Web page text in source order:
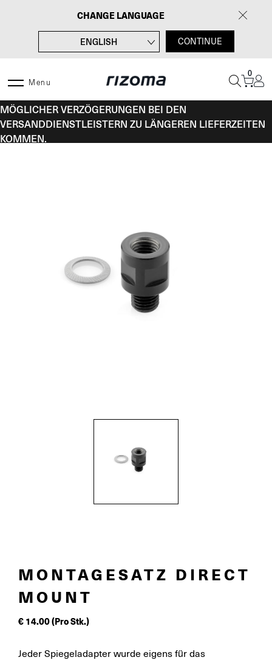
CHANGE LANGUAGE
ENGLISH
ITALIANO
ESPAÑOL
CONTINUE
Menu
0
MÖGLICHER VERZÖGERUNGEN BEI DEN
VERSANDDIENSTLEISTERN ZU LÄNGEREN LIEFERZEITEN
KOMMEN.
MONTAGESATZ DIRECT
MOUNT
€ 14.00(Pro Stk.)
Jeder Spiegeladapter wurde eigens für das